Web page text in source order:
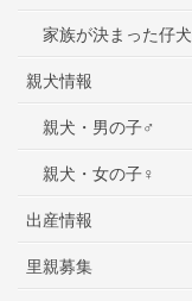
家族が決まった仔犬
親犬情報
親犬・男の子♂
親犬・女の子♀
出産情報
里親募集